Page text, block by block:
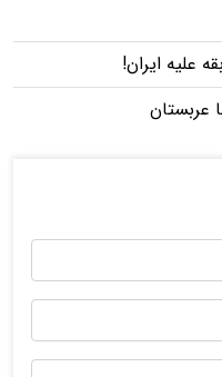
علیه ایران!
عربستان